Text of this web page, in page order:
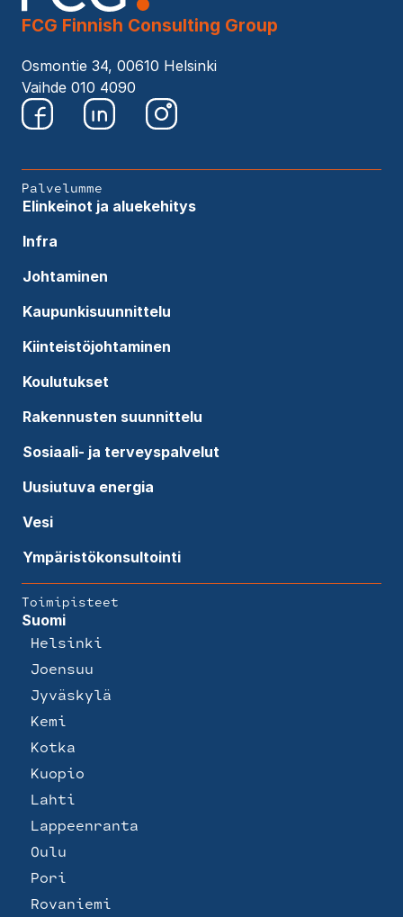
FCG Finnish Consulting Group
Osmontie 34, 00610 Helsinki
Vaihde 010 4090
Palvelumme
Elinkeinot ja aluekehitys
Infra
Johtaminen
Kaupunkisuunnittelu
Kiinteistöjohtaminen
Koulutukset
Rakennusten suunnittelu
Sosiaali- ja terveyspalvelut
Uusiutuva energia
Vesi
Ympäristökonsultointi
Toimipisteet
Suomi
Helsinki
Joensuu
Jyväskylä
Kemi
Kotka
Kuopio
Lahti
Lappeenranta
Oulu
Pori
Rovaniemi